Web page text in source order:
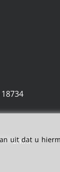
en.nl
uit dat u